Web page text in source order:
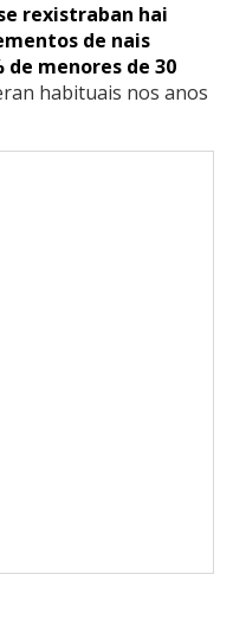
rexistraban hai
de nais
de menores de 30
habituais nos anos